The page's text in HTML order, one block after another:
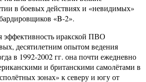
в боевых действиях и «невидимых»
«B-2».
эффективность иракской ПВО
десятилетним опытом ведения
в 1992-2002 гг. она почти ежедневно
и британскими самолётами в
зонах» к северу и югу от